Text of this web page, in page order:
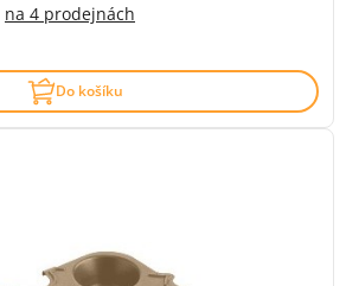
na 4 prodejnách
Do košíku